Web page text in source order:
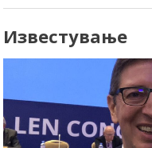
Известување